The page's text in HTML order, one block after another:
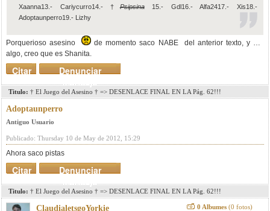
Xaanna13.- Cariycurro14.- †Psipsina
15.- Gdl16.- Alfa2417.- Xis18.-
Adoptaunperro19.- Lizhy
Porquerioso asesino
de momento saco NABE del anterior texto, y por
algo, creo que es Shanita.
Denunciar
mensaje
Citar
Titulo: † El Juego del Asesino † => DESENLACE FINAL EN LA Pág. 62!!!
Adoptaunperro
Antiguo Usuario
Publicado: Thursday 10 de May de 2012, 15:29
Ahora saco pistas
Denunciar
mensaje
Citar
Titulo: † El Juego del Asesino † => DESENLACE FINAL EN LA Pág. 62!!!
ClaudialetsgoYorkie 0 Albumes (0 fotos)